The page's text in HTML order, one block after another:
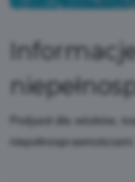
Podjazd dla wózków,
niepełnosprawnościami.